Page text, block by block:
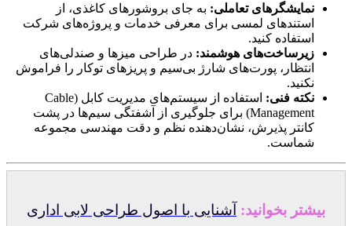
نمایشگرهای تعاملی: به جای بروشورهای کاغذی، از
استندهای لمسی برای معرفی خدمات و پروژه‌های شرکت
استفاده کنید.
زیرساخت‌های هوشمند: در طراحی میزها و صندلی‌های
انتظار، پورت‌های شارژ بی‌سیم و پریزهای توکار را فراموش
نکنید.
نکته فنی:
استفاده از سیستم‌های مدیریت کابل (Cable
Management) برای جلوگیری از آشفتگی سیم‌ها در پشت
کانتر پذیرش، نشان‌دهنده نظم و دقت مهندسی مجموعه
شماست.
بیشتر بخوانید: آشنایی با اصول طراحی لابی اداری